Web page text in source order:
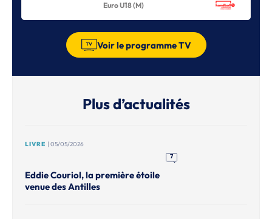
Euro U18 (M)
Voir le programme TV
Plus d’actualités
LIVRE | 05/05/2026
7
Eddie Couriol, la première étoile
venue des Antilles